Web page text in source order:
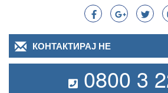
КОНТАКТИРАЈ НЕ
0800 3